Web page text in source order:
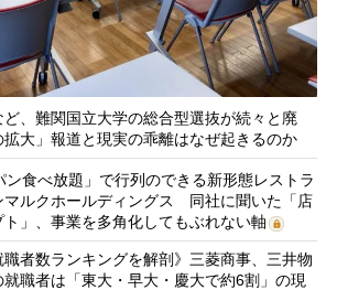
、難関国立大学の総合型選抜が続々と廃
大」報道と現実の乖離はなぜ起きるのか
ン食べ放題」で行列のできる新形態レストラ
マルクホールディングス 同社に聞いた「店
」、事業を多角化してもぶれない軸
職者数ランキングを解剖》三菱商事、三井物
職者は「東大・早大・慶大で約6割」の現